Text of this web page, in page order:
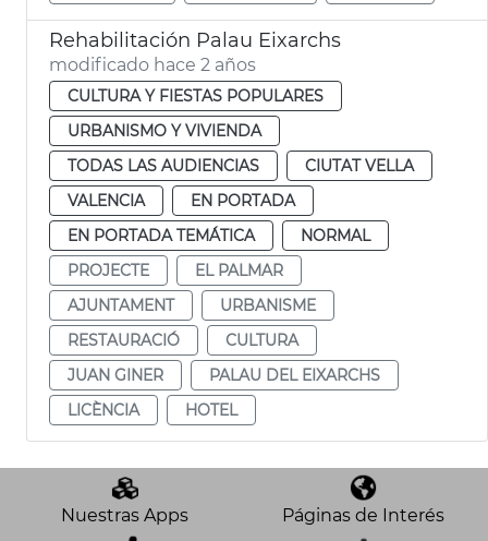
Rehabilitación Palau Eixarchs
modificado hace 2 años
CULTURA Y FIESTAS POPULARES
URBANISMO Y VIVIENDA
TODAS LAS AUDIENCIAS
CIUTAT VELLA
VALENCIA
EN PORTADA
EN PORTADA TEMÁTICA
NORMAL
PROJECTE
EL PALMAR
AJUNTAMENT
URBANISME
RESTAURACIÓ
CULTURA
JUAN GINER
PALAU DEL EIXARCHS
LICÈNCIA
HOTEL
Nuestras Apps Páginas de Interés